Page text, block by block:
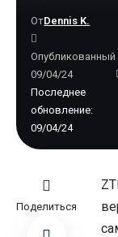
Последнее
обновление:
09/04/24
ОтDennis K.
Опубликованный
09/04/24
Поделиться